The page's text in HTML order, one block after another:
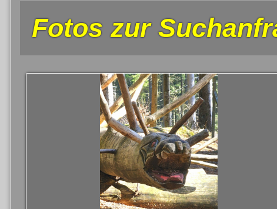
Fotos zur